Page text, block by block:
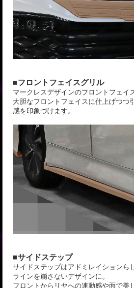
■フロントフェイスグリル
マークレスデザインのフロントフェイ
大胆なフロントフェイスに仕上げつつ
感を印象づけます。
■サイドステップ
サイドステップはアドミレイションら
ラインを崩さないデザインに。
フロントからリヤへの連動感や面で美